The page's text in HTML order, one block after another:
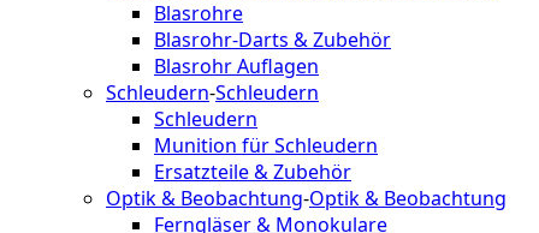
Blasrohre
Blasrohr-Darts & Zubehör
Blasrohr Auflagen
Schleudern-Schleudern
Schleudern
Munition für Schleudern
Ersatzteile & Zubehör
Optik & Beobachtung-Optik & Beobachtung
Ferngläser & Monokulare